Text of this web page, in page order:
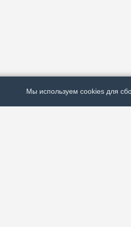
Мы используем cookies для